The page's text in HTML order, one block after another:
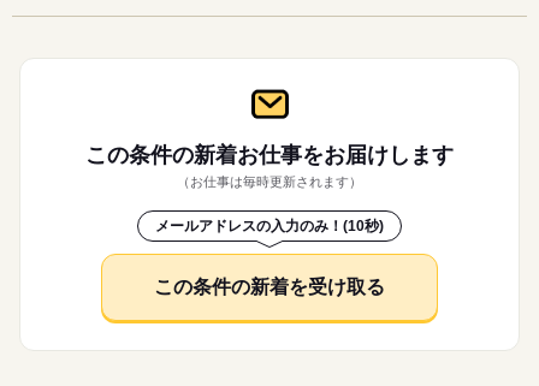
この条件の新着お仕事をお届けします
（お仕事は毎時更新されます）
メールアドレスの入力のみ！(10秒)
この条件の新着を受け取る